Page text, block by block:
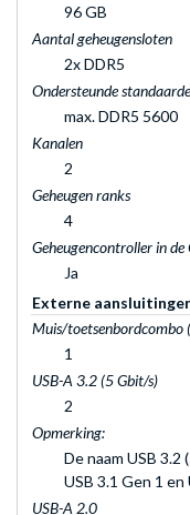
96 GB
Aantal geheugensloten
2x DDR5
Ondersteunde
max. DDR5 5600
Kanalen
2
Geheugen ranks
4
Geheugencontroller in de
Ja
Externe
Muis/toetsenbordcombo
1
USB-A 3.2 (5 Gbit/s)
2
Opmerking:
De naam USB
USB 3.1 Gen 1 en
USB-A 2.0